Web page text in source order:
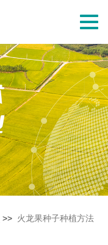
切
导
航
>> 火龙果种子种植方法